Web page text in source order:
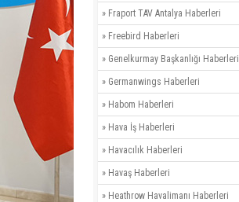
» Fraport TAV Antalya Haberleri
» Freebird Haberleri
» Genelkurmay Başkanlığı Haberleri
» Germanwings Haberleri
» Habom Haberleri
» Hava İş Haberleri
» Havacılık Haberleri
» Havaş Haberleri
» Heathrow Havalimanı Haberleri